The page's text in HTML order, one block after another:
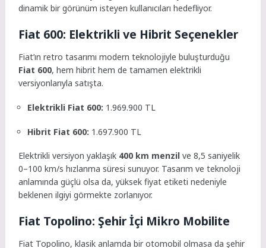
dinamik bir görünüm isteyen kullanıcıları hedefliyor.
Fiat 600: Elektrikli ve Hibrit Seçenekler
Fiat’ın retro tasarımı modern teknolojiyle buluşturduğu
Fiat 600, hem hibrit hem de tamamen elektrikli
versiyonlarıyla satışta.
Elektrikli Fiat 600: 1.969.900 TL
Hibrit Fiat 600: 1.697.900 TL
Elektrikli versiyon yaklaşık 400 km menzil ve 8,5 saniyelik
0–100 km/s hızlanma süresi sunuyor. Tasarım ve teknoloji
anlamında güçlü olsa da, yüksek fiyat etiketi nedeniyle
beklenen ilgiyi görmekte zorlanıyor.
Fiat Topolino: Şehir İçi Mikro Mobilite
Fiat Topolino, klasik anlamda bir otomobil olmasa da şehir